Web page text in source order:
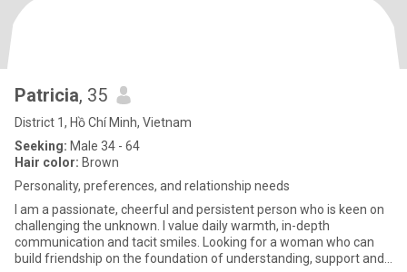
Patricia, 35
District 1, Hồ Chí Minh, Vietnam
Seeking: Male 34 - 64
Hair color: Brown
Personality, preferences, and relationship needs
I am a passionate, cheerful and persistent person who is keen on
challenging the unknown. I value daily warmth, in-depth
communication and tacit smiles. Looking for a woman who can
build friendship on the foundation of understanding, support and